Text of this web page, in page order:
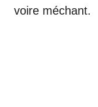
voire méchant.